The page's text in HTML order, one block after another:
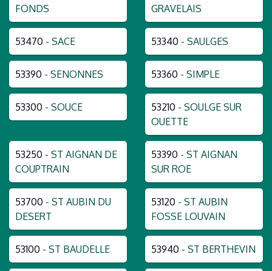
FONDS
GRAVELAIS
53470 - SACE 53340 - SAULGES
53390 - SENONNES 53360 - SIMPLE
53300 - SOUCE 53210 - SOULGE SUR
OUETTE
53250 - ST AIGNAN DE
COUPTRAIN
53390 - ST AIGNAN
SUR ROE
53700 - ST AUBIN DU
DESERT
53120 - ST AUBIN
FOSSE LOUVAIN
53100 - ST BAUDELLE 53940 - ST BERTHEVIN